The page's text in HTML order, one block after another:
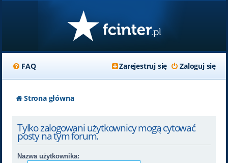
FAQ Zaloguj się
Zarejestruj się
Strona główna
Tylko zalogowani użytkownicy mogą cytować
posty na tym forum.
Nazwa użytkownika: